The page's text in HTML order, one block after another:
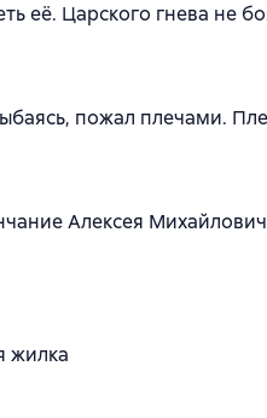
её. Царского гнева не
пожал плечами.
Алексея
жилка